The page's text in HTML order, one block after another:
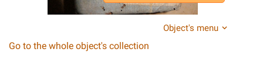
Object's menu
Go to the whole object's collection